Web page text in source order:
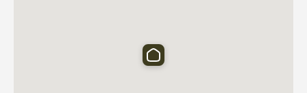
❤️ 'Lara Stay_Dangsan' est situé à 3 minutes de la station